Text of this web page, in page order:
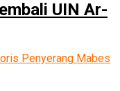
UIN Ar-